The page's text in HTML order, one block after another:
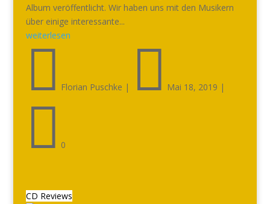
Album veröffentlicht. Wir haben uns mit den Musikern
über einige interessante...
weiterlesen
 Florian Puschke |  Mai 18, 2019 |
 0
CD Reviews